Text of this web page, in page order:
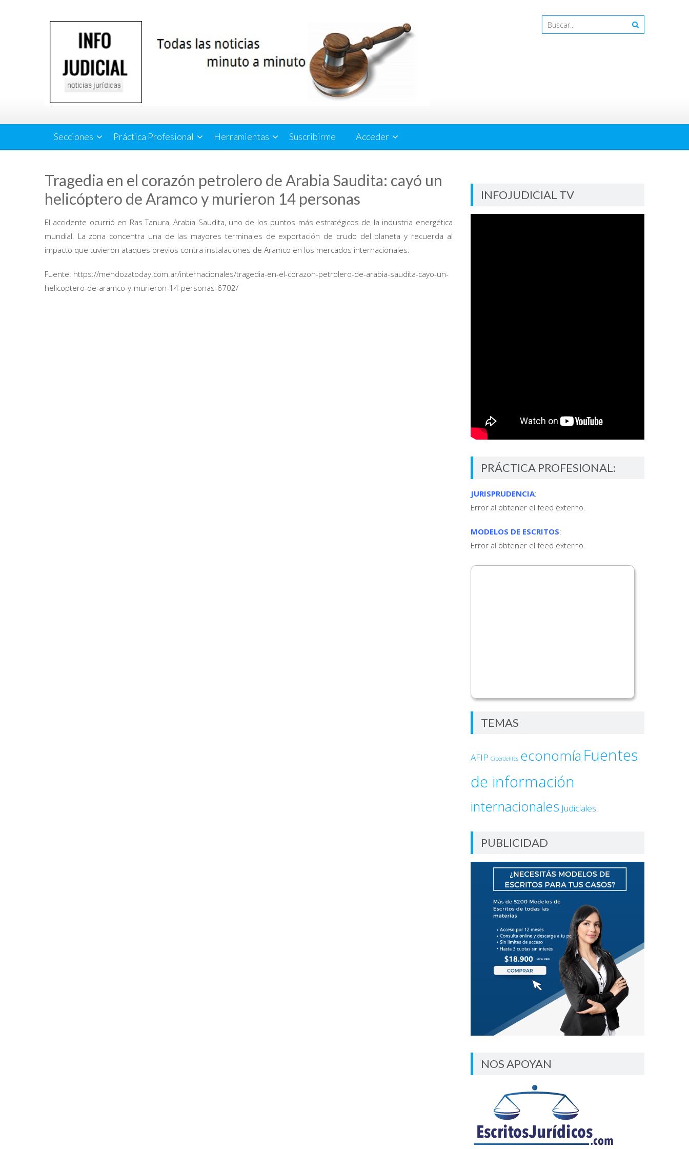
Secciones Práctica Profesional Herramientas Suscribirme Acceder
Tragedia en el corazón petrolero de Arabia Saudita: cayó un
helicóptero de Aramco y murieron 14 personas
El accidente ocurrió en Ras Tanura, Arabia Saudita, uno de los puntos más estratégicos de la industria energética
mundial. La zona concentra una de las mayores terminales de exportación de crudo del planeta y recuerda al
impacto que tuvieron ataques previos contra instalaciones de Aramco en los mercados internacionales.
Fuente: https://mendozatoday.com.ar/internacionales/tragedia-en-el-corazon-petrolero-de-arabia-saudita-cayo-un-
helicoptero-de-aramco-y-murieron-14-personas-6702/
INFOJUDICIAL TV
PRÁCTICA PROFESIONAL:
JURISPRUDENCIA:
Error al obtener el feed externo.
MODELOS DE ESCRITOS:
Error al obtener el feed externo.
TEMAS
AFIP Ciberdelitos economía Fuentes
de información
internacionales Judiciales
PUBLICIDAD
NOS APOYAN